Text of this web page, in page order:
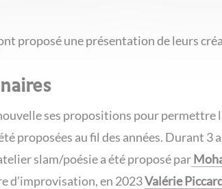
proposé une présentation de leurs
ses propositions pour
proposées au fil des années. Durant 3
slam/poésie a été proposé par
d’improvisation, en 2023Valérie